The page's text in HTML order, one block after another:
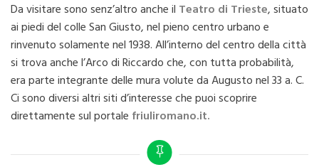
Da visitare sono senz’altro anche il Teatro di Trieste, situato
ai piedi del colle San Giusto, nel pieno centro urbano e
rinvenuto solamente nel 1938. All’interno del centro della città
si trova anche l’Arco di Riccardo che, con tutta probabilità,
era parte integrante delle mura volute da Augusto nel 33 a. C.
Ci sono diversi altri siti d’interesse che puoi scoprire
direttamente sul portale friuliromano.it.